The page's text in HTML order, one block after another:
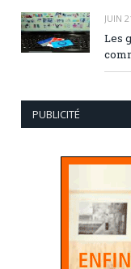
JUIN
Les
PUBLICITÉ